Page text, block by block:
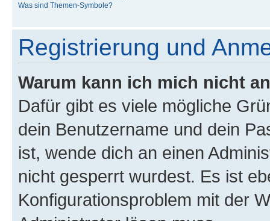
Was sind Themen-Symbole?
Registrierung und
Warum kann ich mich nicht
Dafür gibt es viele mögliche
dein Benutzername und dein
ist, wende dich an einen
nicht gesperrt wurdest. Es ist
Konfigurationsproblem mit der